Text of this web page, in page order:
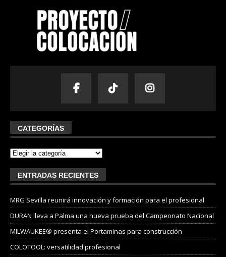
CATEGORÍAS
ENTRADAS RECIENTES
MRG Sevilla reunirá innovación y formación para el profesional
DURAN lleva a Palma una nueva prueba del Campeonato Nacional
MILWAUKEE® presenta el Portaminas para construcción
COLOTOOL: versatilidad profesional